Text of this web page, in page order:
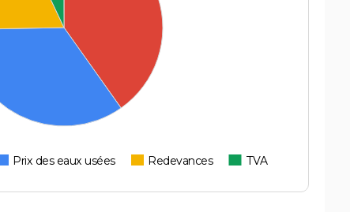
Prix des eaux usées Redevances TVA